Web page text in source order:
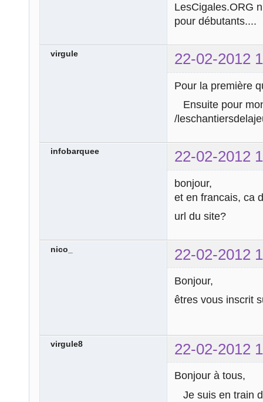
LesCigales.ORG
pour débutants....
virgule 22-02-2012
Pour la première
Ensuite pour
/
infobarquee 22-02-2012
bonjour,
et en francais, ca
url du site?
nico_ 22-02-2012
Bonjour,
êtres vous inscrit
virgule8 22-02-2012
Bonjour à tous,
Je suis en train